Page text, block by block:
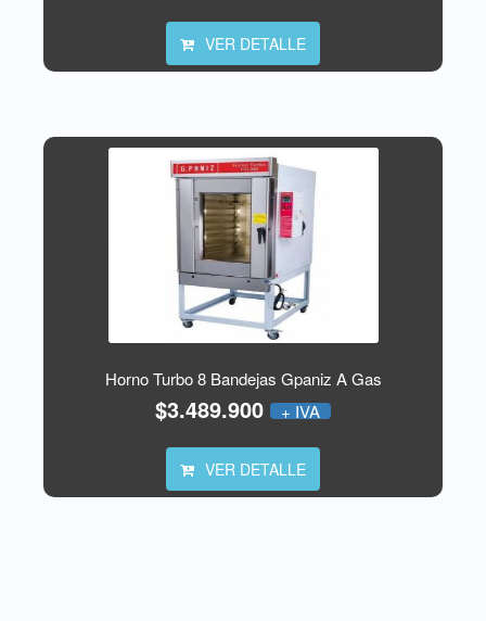
VER DETALLE
Horno Turbo 8 Bandejas Gpaniz A Gas
$3.489.900 + IVA
VER DETALLE